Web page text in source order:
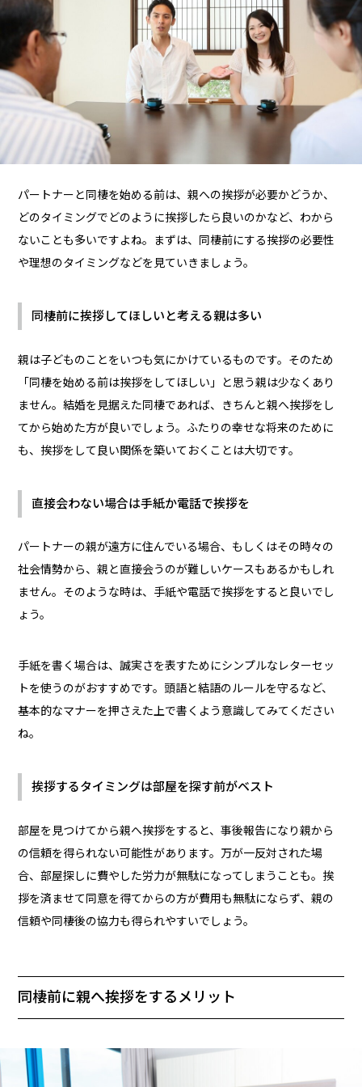
パートナーと同棲を始める前は、親への挨拶が必要かどうか、
どのタイミングでどのように挨拶したら良いのかなど、わから
ないことも多いですよね。まずは、同棲前にする挨拶の必要性
や理想のタイミングなどを見ていきましょう。
同棲前に挨拶してほしいと考える親は多い
親は子どものことをいつも気にかけているものです。そのため
「同棲を始める前は挨拶をしてほしい」と思う親は少なくあり
ません。結婚を見据えた同棲であれば、きちんと親へ挨拶をし
てから始めた方が良いでしょう。ふたりの幸せな将来のために
も、挨拶をして良い関係を築いておくことは大切です。
直接会わない場合は手紙か電話で挨拶を
パートナーの親が遠方に住んでいる場合、もしくはその時々の
社会情勢から、親と直接会うのが難しいケースもあるかもしれ
ません。そのような時は、手紙や電話で挨拶をすると良いでし
ょう。
手紙を書く場合は、誠実さを表すためにシンプルなレターセッ
トを使うのがおすすめです。頭語と結語のルールを守るなど、
基本的なマナーを押さえた上で書くよう意識してみてください
ね。
挨拶するタイミングは部屋を探す前がベスト
部屋を見つけてから親へ挨拶をすると、事後報告になり親から
の信頼を得られない可能性があります。万が一反対された場
合、部屋探しに費やした労力が無駄になってしまうことも。挨
拶を済ませて同意を得てからの方が費用も無駄にならず、親の
信頼や同棲後の協力も得られやすいでしょう。
同棲前に親へ挨拶をするメリット